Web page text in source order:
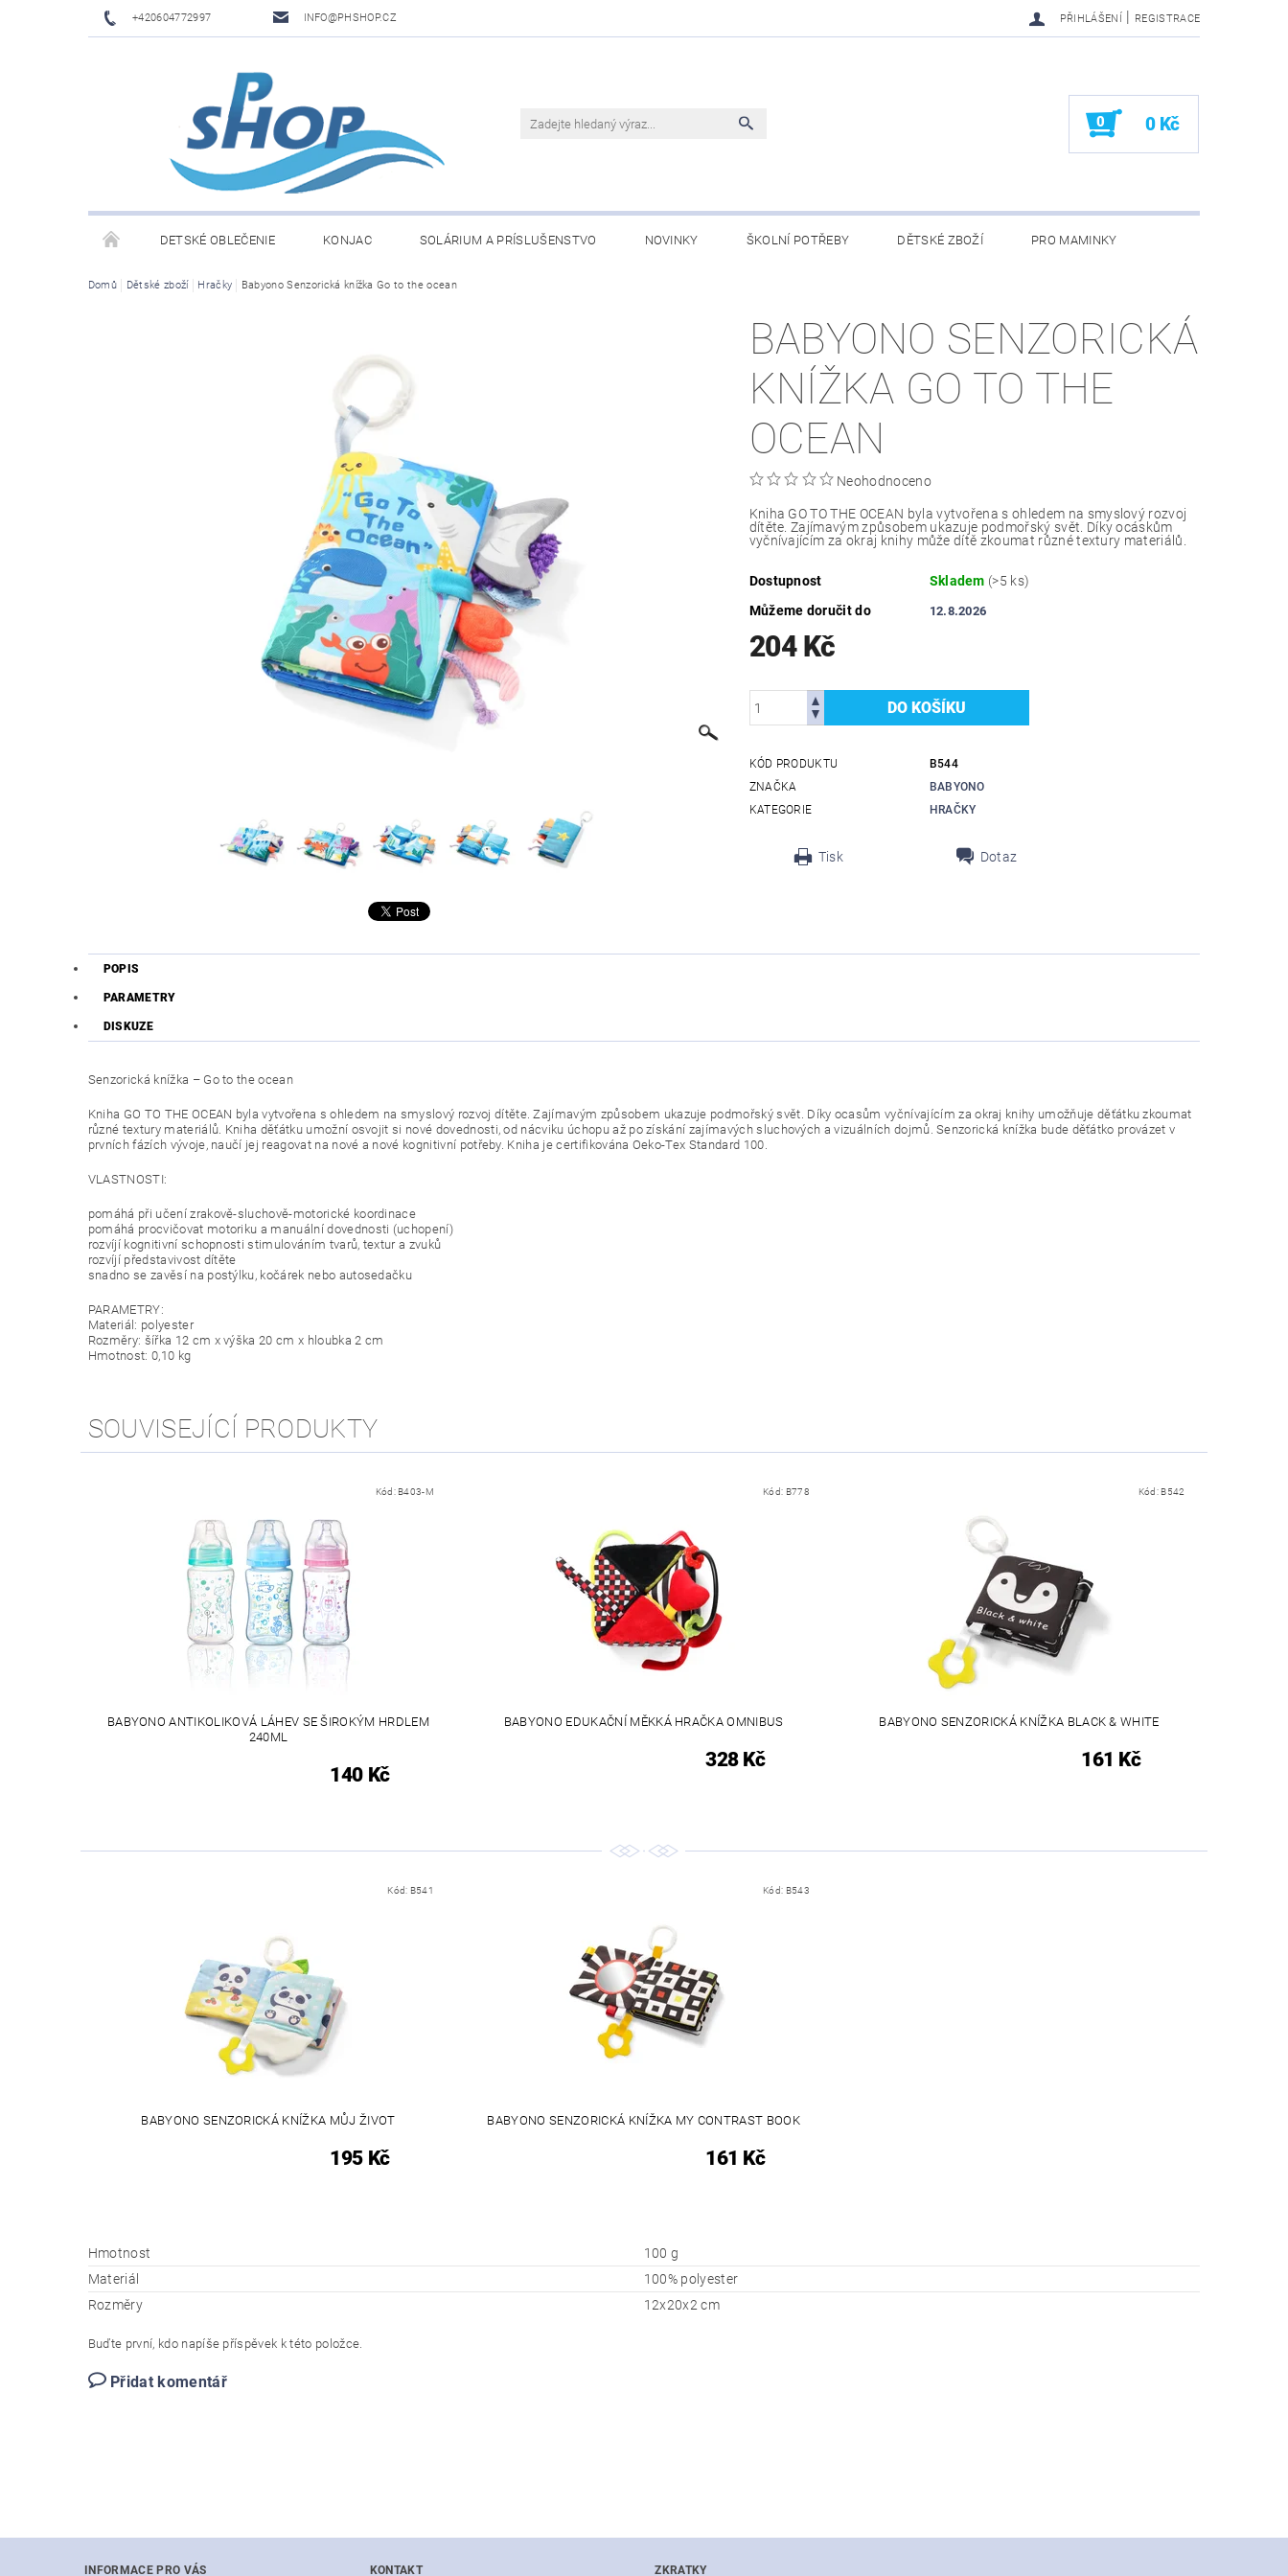
+420604772997 INFO@PHSHOP.CZ PŘIHLÁŠENÍ | REGISTRACE
0 0 Kč
DETSKÉ OBLEČENIE KONJAC SOLÁRIUM A PRÍSLUŠENSTVO NOVINKY ŠKOLNÍ POTŘEBY DĚTSKÉ ZBOŽÍ PRO MAMINKY
PRIME DRINK BY LOGAN PAUL A KSI DĚTSKÉ OBLEČENÍ
Domů Dětské zboží Hračky Babyono Senzorická knížka Go to the ocean
BABYONO SENZORICKÁ
KNÍŽKA GO TO THE
OCEAN
Neohodnoceno
Kniha GO TO THE OCEAN byla vytvořena s ohledem na smyslový rozvoj
dítěte. Zajímavým způsobem ukazuje podmořský svět. Díky ocáskům
vyčnívajícím za okraj knihy může dítě zkoumat různé textury materiálů.
Dostupnost Skladem (>5 ks)
Můžeme doručit do
12.8.2026
204 Kč
KÓD PRODUKTU
B544
ZNAČKA
BABYONO
KATEGORIE
HRAČKY
Tisk Dotaz
POPIS
PARAMETRY
DISKUZE
Senzorická knížka – Go to the ocean
Kniha GO TO THE OCEAN byla vytvořena s ohledem na smyslový rozvoj dítěte. Zajímavým způsobem ukazuje podmořský svět. Díky ocasům vyčnívajícím za okraj knihy umožňuje děťátku zkoumat
různé textury materiálů. Kniha děťátku umožní osvojit si nové dovednosti, od nácviku úchopu až po získání zajímavých sluchových a vizuálních dojmů. Senzorická knížka bude děťátko provázet v
prvních fázích vývoje, naučí jej reagovat na nové a nové kognitivní potřeby. Kniha je certifikována Oeko-Tex Standard 100.
VLASTNOSTI:
pomáhá při učení zrakově-sluchově-motorické koordinace
pomáhá procvičovat motoriku a manuální dovednosti (uchopení)
rozvíjí kognitivní schopnosti stimulováním tvarů, textur a zvuků
rozvíjí představivost dítěte
snadno se zavěsí na postýlku, kočárek nebo autosedačku
PARAMETRY:
Materiál: polyester
Rozměry: šířka 12 cm x výška 20 cm x hloubka 2 cm
Hmotnost: 0,10 kg
SOUVISEJÍCÍ PRODUKTY
Kód: B403-M
BABYONO ANTIKOLIKOVÁ LÁHEV SE ŠIROKÝM HRDLEM
240ML
140 Kč
Kód: B778
BABYONO EDUKAČNÍ MĚKKÁ HRAČKA OMNIBUS
328 Kč
Kód: B542
BABYONO SENZORICKÁ KNÍŽKA BLACK & WHITE
161 Kč
Kód: B541
BABYONO SENZORICKÁ KNÍŽKA MŮJ ŽIVOT
195 Kč
Kód: B543
BABYONO SENZORICKÁ KNÍŽKA MY CONTRAST BOOK
161 Kč
Hmotnost
100 g
Materiál
100% polyester
Rozměry
12x20x2 cm
Buďte první, kdo napíše příspěvek k této položce.
Přidat komentář
INFORMACE PRO VÁS KONTAKT ZKRATKY